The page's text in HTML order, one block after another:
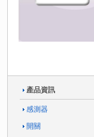
產品資訊
感測器
開關